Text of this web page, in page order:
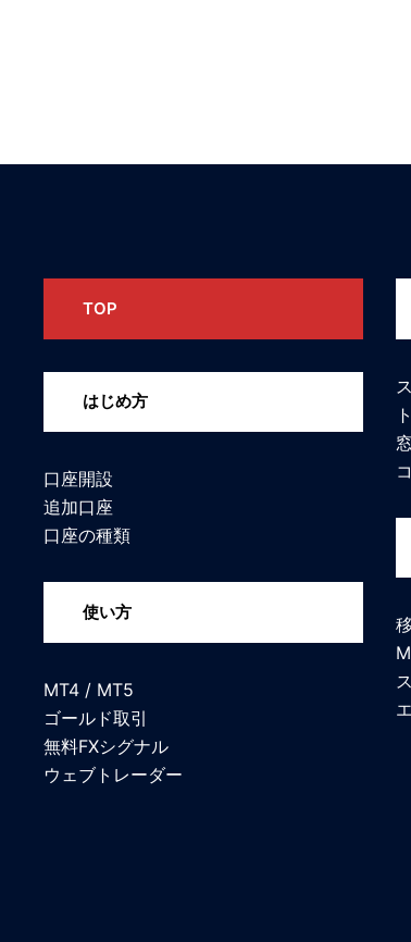
TOP
はじめ方
口座開設
追加口座
口座の種類
使い方
MT4 / MT5
ゴールド取引
無料FXシグナル
ウェブトレーダー